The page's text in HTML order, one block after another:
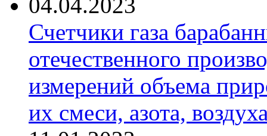
Счетчики газа
отечественного
измерений объема
их смеси, азота,